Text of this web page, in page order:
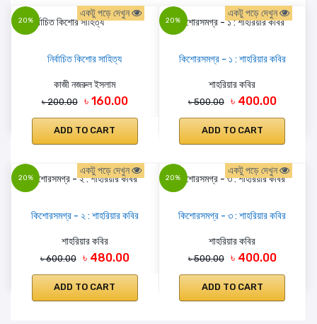
20%
একটু পড়ে দেখুন
নির্বাচিত কিশোর সাহিত্য
কাজী নজরুল ইসলাম
৳ 200.00 ৳ 160.00
ADD TO CART
20%
একটু পড়ে দেখুন
কিশোরসমগ্র - ১ : শাহরিয়ার কবির
শাহরিয়ার কবির
৳ 500.00 ৳ 400.00
ADD TO CART
20%
একটু পড়ে দেখুন
কিশোরসমগ্র - ২ : শাহরিয়ার কবির
শাহরিয়ার কবির
৳ 600.00 ৳ 480.00
ADD TO CART
20%
একটু পড়ে দেখুন
কিশোরসমগ্র - ৩ : শাহরিয়ার কবির
শাহরিয়ার কবির
৳ 500.00 ৳ 400.00
ADD TO CART